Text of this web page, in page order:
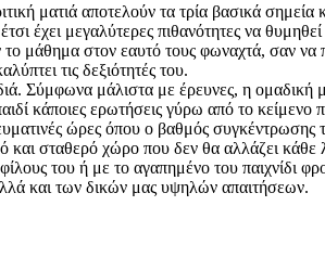
ματιά αποτελούν τα τρία βασικά
έχει μεγαλύτερες πιθανότητες να
μάθημα στον εαυτό τους φωναχτά, σαν να
τις δεξιότητές του.
Σύμφωνα μάλιστα με έρευνες, η ομαδική
κάποιες ερωτήσεις γύρω από το
ώρες όπου ο βαθμός συγκέντρωσης
σταθερό χώρο που δεν θα αλλάζει κάθε
του ή με το αγαπημένο του παιχνίδι
και των δικών μας υψηλών απαιτήσεων.